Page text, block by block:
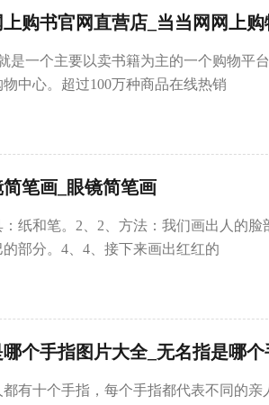
购书官网直营店_当当网网上
是一个主要以卖书籍为主的一个购物平
中心。超过100万种商品在线热销
笔画_眼镜简笔画
：纸和笔。2、2、方法：我们画出人的脸
的部分。4、4、接下来画出红红的
个手指图片大全_无名指是哪
都有十个手指，每个手指都代表不同的亲